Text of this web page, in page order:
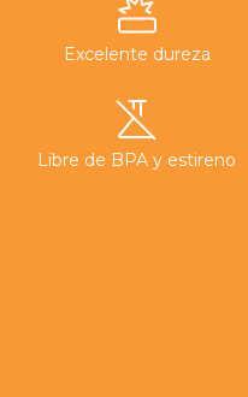
Excelente dureza
Libre de BPA y estireno